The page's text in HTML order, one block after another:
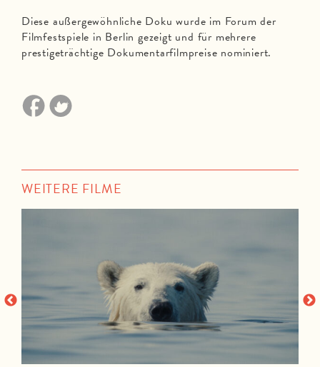
Diese außergewöhnliche Doku wurde im Forum der
Filmfestspiele in Berlin gezeigt und für mehrere
prestigeträchtige Dokumentarfilmpreise nominiert.
WEITERE FILME